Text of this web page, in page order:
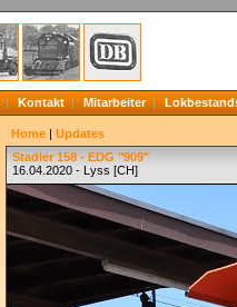
Kontakt Mitarbeiter
Home | Updates
Stadler 158 - EDG "909"
16.04.2020 - Lyss [CH]